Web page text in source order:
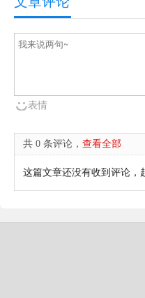
表情
共 0 条评论， 查看全部
这篇文章还没有收到评论，